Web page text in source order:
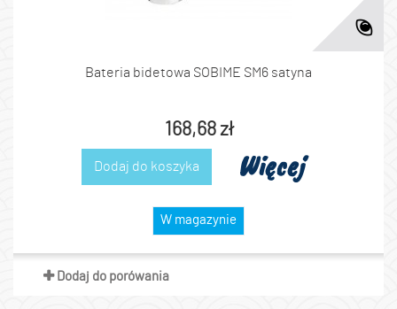
Bateria bidetowa SOBIME SM6 satyna
168,68 zł
Dodaj do koszyka Więcej
W magazynie
Dodaj do porówania